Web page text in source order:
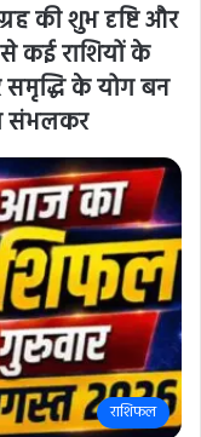
की शुभ दृष्टि और
कई राशियों के
समृद्धि के योग बन
संभलकर
राशिफल